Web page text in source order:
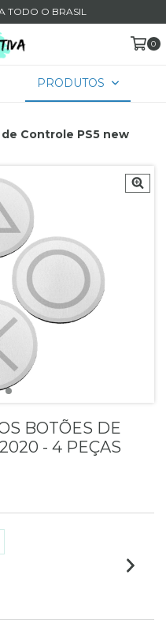
TODO O BRASIL
0
PRODUTOS
Controle PS5 new
BOTÕES DE
- 4 PEÇAS